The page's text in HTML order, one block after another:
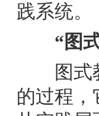
践系统。
“图
图式教
的过程